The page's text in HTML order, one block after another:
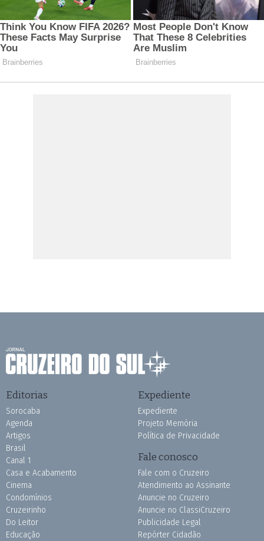
Editorias
Sorocaba
Agenda
Artigos
Brasil
Canal 1
Casa e Acabamento
Cinema
Condomínios
Cruzeirinho
Do Leitor
Educação
Expediente
Expediente
Projeto Memória
Política de Privacidade
Fale conosco
Fale com o Cruzeiro
Atendimento ao Assinante
Anuncie no Cruzeiro
Anuncie no ClassiCruzeiro
Publicidade Legal
Repórter Cidadão